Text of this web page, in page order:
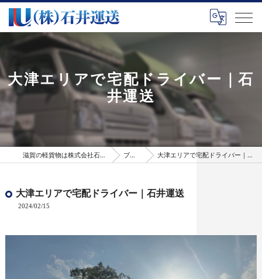
大津エリアで宅配ドライバー｜石
井運送
滋賀の軽貨物は株式会社石井運送 ブログ 大津エリアで宅配ドライバー｜石井運送
大津エリアで宅配ドライバー｜石井運送
2024/02/15